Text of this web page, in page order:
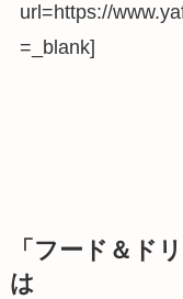
url=https://
=_blank]
「 フード＆ド
は